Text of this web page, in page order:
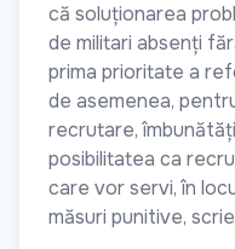
că soluționarea
de militari absenți
prima prioritate a
de asemenea,
recrutare,
posibilitatea ca
care vor servi, în
măsuri punitive,